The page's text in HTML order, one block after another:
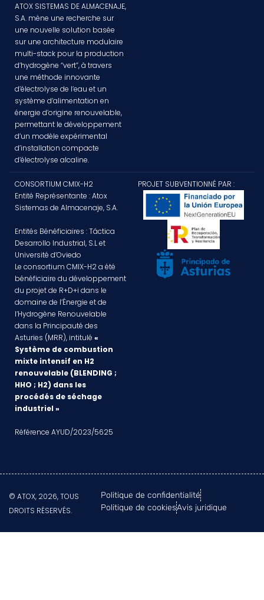
ATOX SISTEMAS DE ALMACENAJE,
S.A. mène une recherche sur
une nouvelle solution basée
sur une architecture modulaire
multi-stack pour la production
d’hydrogène “vert”, à travers
une méthode innovante
d’électrolyse de l’eau et un
système d’alimentation en
énergie d’origine renouvelable,
permettant le développement
d’un modèle expérimental
d’installation compacte
d’électrolyse alcaline.
CONSORTIUM CMIX-H2
Entité Représentante : Atox
Sistemas de Almacenaje, S.A.
Entités Bénéficiaires : Táctica
Desarrollo Industrial, S.L et
Université d’Oviedo
Le consortium CMIX-H2 a été
bénéficiaire du développement
du projet de R+D+i dans le
domaine de l’Énergie et de
l’Hydrogène Renouvelable
dans la Principauté des
Asturies (MRR), intitulé «
Système de combustion
mixte intensif en H2
renouvelable (BLENDING ;
HHO ; H2) dans les
procédés de séchage
industriel »
Référence AYUD/2023/5625
PROJET SUBVENTIONNÉ PAR :
© ATOX, 2026, TOUS
DROITS RÉSERVÉS.
Politique de confidentialité
Politique de cookiesAvis juridique